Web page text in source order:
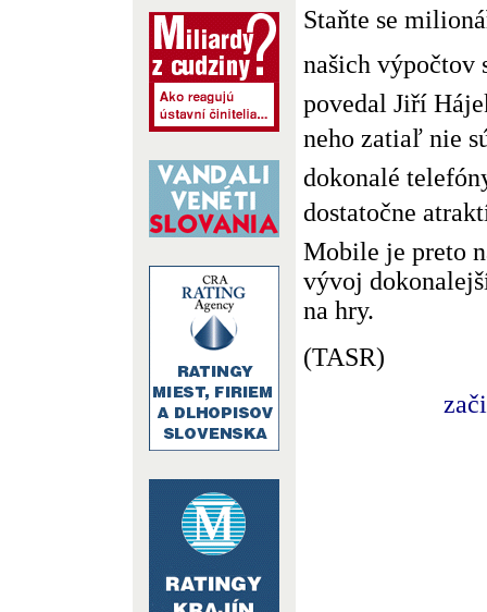
Staňte se
našich výpočtov
povedal Jiří
neho zatiaľ nie
dokonalé
dostatočne
Mobile je preto
vývoj
na hry.
(TASR)